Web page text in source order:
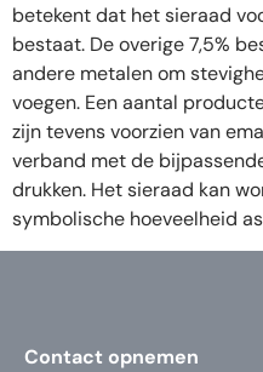
betekent dat het sieraad
bestaat. De overige 7,5%
andere metalen om
voegen. Een aantal
zijn tevens voorzien van
verband met de
drukken. Het sieraad kan
symbolische hoeveelheid
Contact opnemen